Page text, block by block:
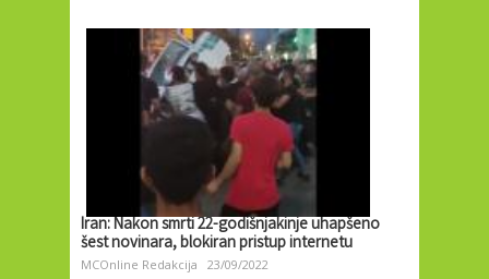
Iran: Nakon smrti 22-godišnjakinje uhapšeno
šest novinara, blokiran pristup internetu
MCOnline Redakcija 23/09/2022